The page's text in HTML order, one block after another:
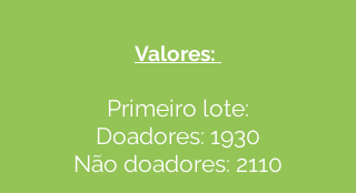
Valores:
Primeiro lote:
Doadores: 1930
Não doadores: 2110